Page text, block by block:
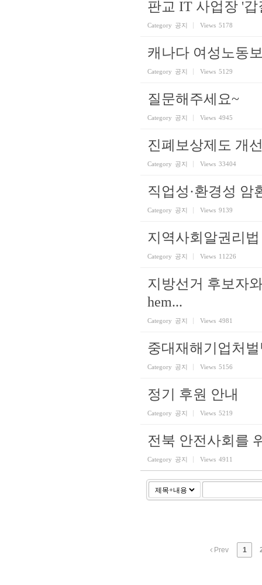
판교 IT 사업장 '
Category 공지 Views 5178
캐나다 여성노동
Category 공지 Views 5129
질문해주세요~
Category 공지 Views 4945
진폐보상제도 개
Category 공지 Views 33404
직업성·환경성 암
Category 공지 Views 9139
지역사회알권리
Category 공지 Views 11226
지방선거 후보자
hem...
Category 공지 Views 4981
중대재해기업처
Category 공지 Views 5156
정기 후원 안내
Category 공지 Views 5219
전북 안전사회를
Category 공지 Views 4911
Prev 1